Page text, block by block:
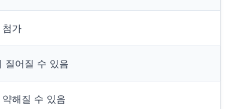
첨가
질어질 수 있음
해질 수 있음